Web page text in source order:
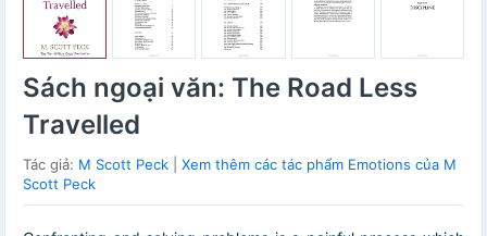
Sách ngoại văn: The Road Less
Travelled
Tác giả: M Scott Peck
Xem thêm các tác phẩm Emotions của M
Scott Peck